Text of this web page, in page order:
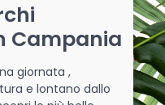
Campania
giornata ,
e lontano dallo